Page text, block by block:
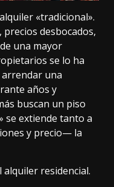
«tradicional».
, precios desbocados,
una mayor
se lo ha
una
años y
buscan un piso
se extiende tanto a
y precio— la
alquiler residencial.